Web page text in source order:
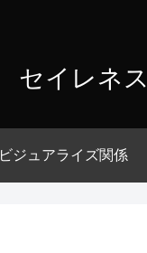
セイレネ
ビジュアライズ関係